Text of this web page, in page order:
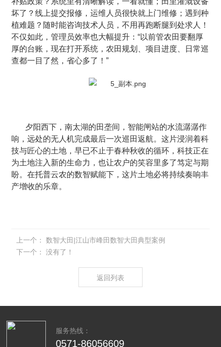
坏了？线上提交报修，运维人员很快就上门维修；遇到种
植难题？随时能咨询技术人员，不用再跑断腿到处求人！
不仅如此，管理员效率也大幅提升：“以前管农田要翻厚
厚的台账，现在打开系统，农田规划、项目进度、日常巡
查都一目了然，省心多了！”
夕阳西下，南太湖的田垄间，智能闸站的水流潺潺作
响，远处的无人机完成最后一次巡田返航。这片浸润着科
技与匠心的土地，早已不止于春种秋收的循环，科技正在
为土地注入新的生命力，也让农户的笑容里多了笃定与期
盼。在托普云农的数智赋能下，这片土地必将持续奏响丰
产增收的乐章。
上一个：
数智大田|江山市峰田数智大田典型案例
下一个：
没有了！
返回列表
服务热线：
0571-86056609